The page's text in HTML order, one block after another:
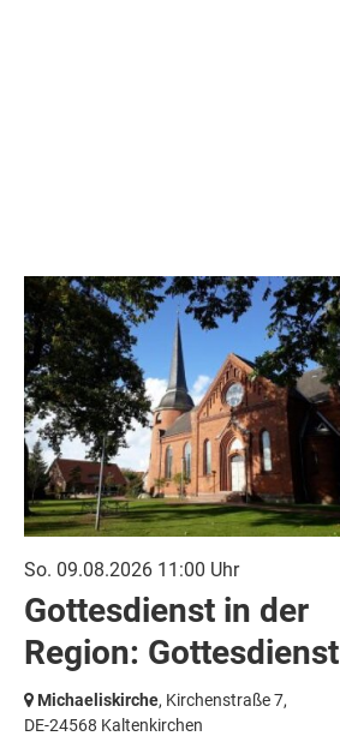
So. 09.08.2026 11:00 Uhr
Gottesdienst in der
Region: Gottesdienst
Michaeliskirche, Kirchenstraße 7,
DE-24568 Kaltenkirchen